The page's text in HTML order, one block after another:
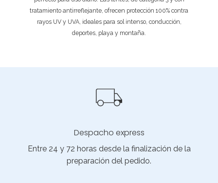
tratamiento antirreflejante, ofrecen protección 100% contra
rayos UV y UVA, ideales para sol intenso, conducción,
deportes, playa y montaña.
Despacho express
Entre 24 y 72 horas desde la finalización de la
preparación del pedido.